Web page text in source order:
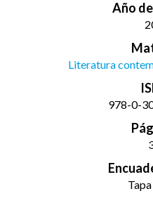
Año
Literatura
978-0-